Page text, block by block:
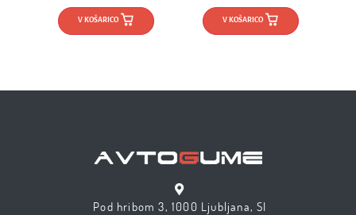
V KOŠARICO V KOŠARICO
Pod hribom 3, 1000 Ljubljana, SI